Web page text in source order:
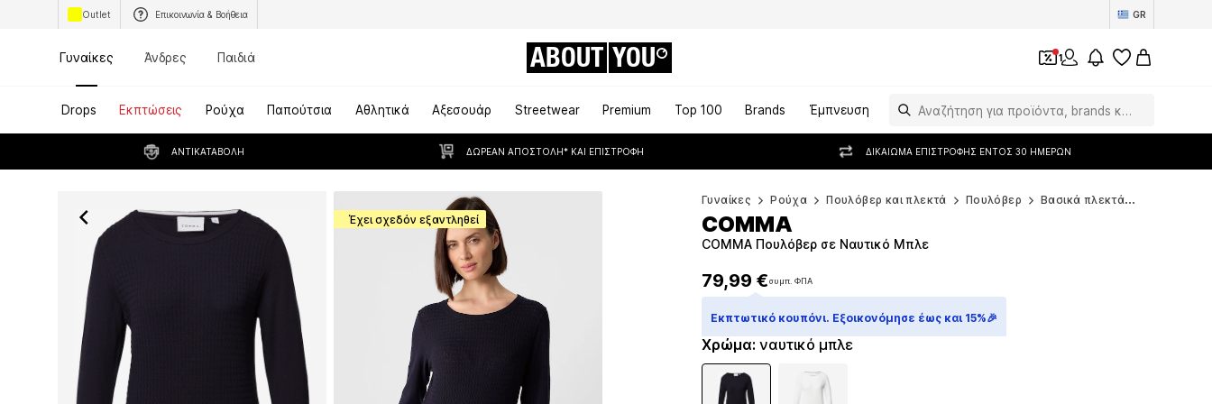
Outlet Επικοινωνία & Βοήθεια GR
Γυναίκες Άνδρες Παιδιά ABOUT YOU 1
Drops Εκπτώσεις Ρούχα Παπούτσια Αθλητικά Αξεσουάρ Streetwear Premium Top 100 Brands Έμπνευση
ΑΝΤΙΚΑΤΑΒΟΛΉ ΔΩΡΕΆΝ ΑΠΟΣΤΟΛΉ* ΚΑΙ ΕΠΙΣΤΡΟΦΉ ΔΙΚΑΊΩΜΑ ΕΠΙΣΤΡΟΦΉΣ ΕΝΤΌΣ 30 ΗΜΕΡΏΝ
Έχει σχεδόν εξαντληθεί
Γυναίκες Ρούχα Πουλόβερ και πλεκτά Πουλόβερ Βασικά πλεκτά
79,99 €συμπ. ΦΠΑ
79,99 €συμπ. ΦΠΑ
COMMA Πουλόβερ σε Ναυτικό Μπλε
COMMA
Εκπτωτικό κουπόνι. Εξοικονόμησε έως και 15%🎉
Χρώμα: ναυτικό μπλε